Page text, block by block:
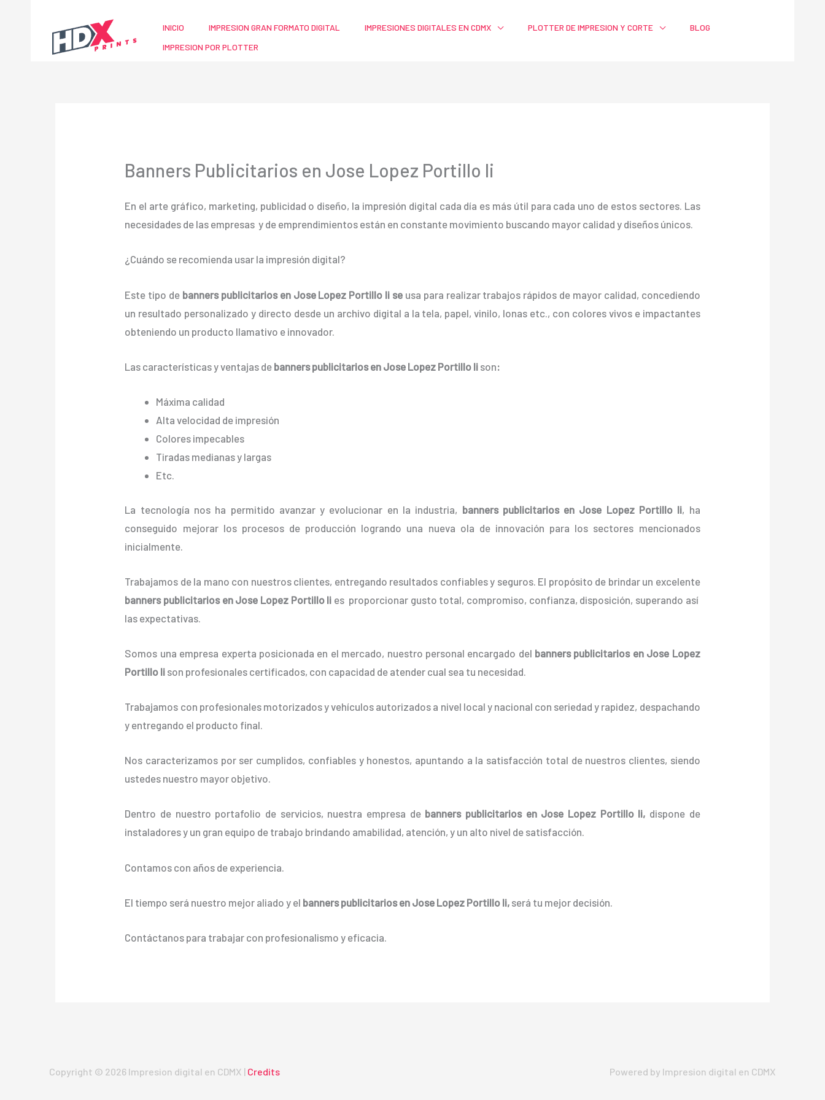
contenido
INICIO IMPRESION GRAN FORMATO DIGITAL IMPRESIONES DIGITALES EN CDMX PLOTTER DE IMPRESION Y CORTE
BLOG
IMPRESION POR PLOTTER
Banners Publicitarios en Jose Lopez Portillo Ii
En el arte gráfico, marketing, publicidad o diseño, la impresión digital cada día es más útil para cada uno de estos sectores. Las
necesidades de las empresas y de emprendimientos están en constante movimiento buscando mayor calidad y diseños únicos.
¿Cuándo se recomienda usar la impresión digital?
Este tipo de banners publicitarios en Jose Lopez Portillo Ii seusa para realizar trabajos rápidos de mayor calidad, concediendo
un resultado personalizado y directo desde un archivo digital a la tela, papel, vinilo, lonas etc., con colores vivos e impactantes
obteniendo un producto llamativo e innovador.
Las características y ventajas de bannerspublicitariosen Jose Lopez Portillo Ii son:
Máxima calidad
Alta velocidad de impresión
Colores impecables
Tiradas medianas y largas
Etc.
La tecnología nos ha permitido avanzar y evolucionar en la industria, bannerspublicitariosen Jose Lopez Portillo Ii, ha
conseguido mejorar los procesos de producción logrando una nueva ola de innovación para los sectores mencionados
inicialmente.
Trabajamos de la mano con nuestros clientes, entregando resultados confiables y seguros. El propósito de brindar un excelente
bannerspublicitariosen Jose Lopez Portillo Ii es proporcionar gusto total, compromiso, confianza, disposición, superando así
las expectativas.
Somos una empresa experta posicionada en el mercado, nuestro personal encargado del bannerspublicitariosen Jose Lopez
Portillo Ii son profesionales certificados, con capacidad de atender cual sea tu necesidad.
Trabajamos con profesionales motorizados y vehículos autorizados a nivel local y nacional con seriedad y rapidez, despachando
y entregando el producto final.
Nos caracterizamos por ser cumplidos, confiables y honestos, apuntando a la satisfacción total de nuestros clientes, siendo
ustedes nuestro mayor objetivo.
Dentro de nuestro portafolio de servicios, nuestra empresa de bannerspublicitariosen Jose Lopez Portillo Ii, dispone de
instaladores y un gran equipo de trabajo brindando amabilidad, atención, y un alto nivel de satisfacción.
Contamos con años de experiencia.
El tiempo será nuestro mejor aliado y el bannerspublicitariosen Jose Lopez Portillo Ii, será tu mejor decisión.
Contáctanos para trabajar con profesionalismo y eficacia.
Copyright © 2026 Impresion digital en CDMX | Credits Powered by Impresion digital en CDMX